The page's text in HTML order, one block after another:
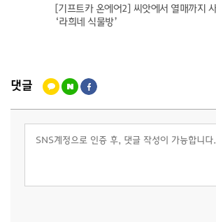
[기프트카 온에어2] 씨앗에서 열매까지
‘라희네 식물방’
댓글